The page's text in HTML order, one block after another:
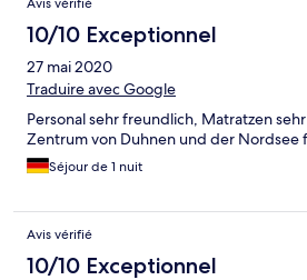
10/10 Exceptionnel
27 mai 2020
Traduire avec Google
Personal sehr freundlich, Matratzen
Zentrum von Duhnen und der Nordsee
Séjour de 1 nuit
Avis vérifié
10/10 Exceptionnel